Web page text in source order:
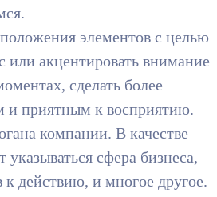
элементов с целью
или акцентировать внимание
сделать более
и приятным к восприятию.
компании. В качестве
указываться сфера бизнеса,
к действию, и многое другое.